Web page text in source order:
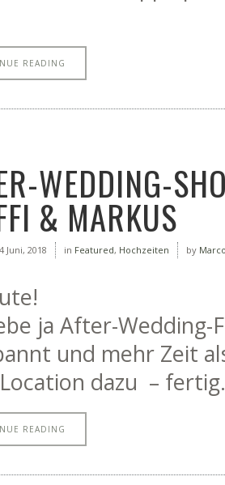
READING
WEDDING-
& MARKUS
Juni, 2018 in Featured, Hochzeiten by
ja After-
und mehr Zeit
dazu –
READING